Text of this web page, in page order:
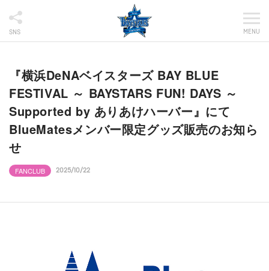
SNS MENU
『横浜DeNAベイスターズ BAY BLUE
FESTIVAL ～ BAYSTARS FUN! DAYS ～
Supported by ありあけハーバー』にて
BlueMatesメンバー限定グッズ販売のお知ら
せ
FANCLUB 2025/10/22